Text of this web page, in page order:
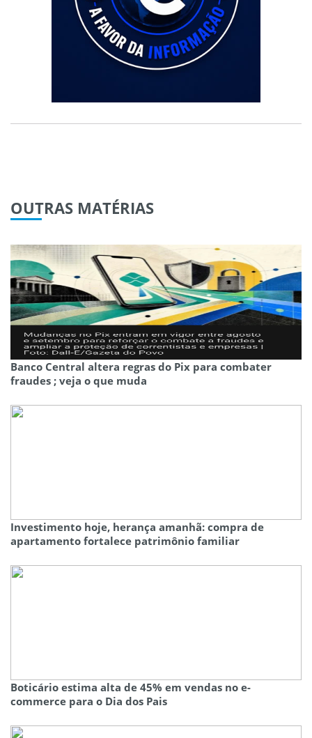
OUTRAS MATÉRIAS
Banco Central altera regras do Pix para combater
fraudes ; veja o que muda
Investimento hoje, herança amanhã: compra de
apartamento fortalece patrimônio familiar
Boticário estima alta de 45% em vendas no e-
commerce para o Dia dos Pais